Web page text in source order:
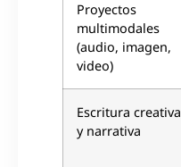
Proyectos
multimodales
(audio, imagen,
video)
Escritura creativa
y narrativa